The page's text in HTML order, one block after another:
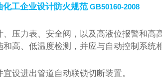
化工企业设计防火规范GB50160-2008
压力表、安全阀，以及高液位报警和高
高、低温度检测，并应与自动控制系统相
设进出管道自动联锁切断装置。